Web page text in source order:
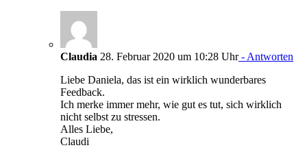
Claudia 28. Februar 2020 um 10:28 Uhr- Antworten
Liebe Daniela, das ist ein wirklich wunderbares
Feedback.
Ich merke immer mehr, wie gut es tut, sich wirklich
nicht selbst zu stressen.
Alles Liebe,
Claudi